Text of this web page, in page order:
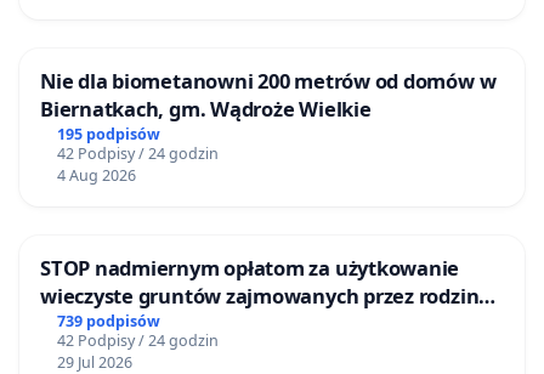
Nie dla biometanowni 200 metrów od domów w
Biernatkach, gm. Wądroże Wielkie
195 podpisów
42 Podpisy / 24 godzin
4 Aug 2026
STOP nadmiernym opłatom za użytkowanie
wieczyste gruntów zajmowanych przez rodzinne
ogrody działkowe.
739 podpisów
42 Podpisy / 24 godzin
29 Jul 2026